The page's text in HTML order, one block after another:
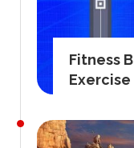
Fitness
Exercise